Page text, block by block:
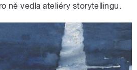
ně vedla ateliéry storytellingu.